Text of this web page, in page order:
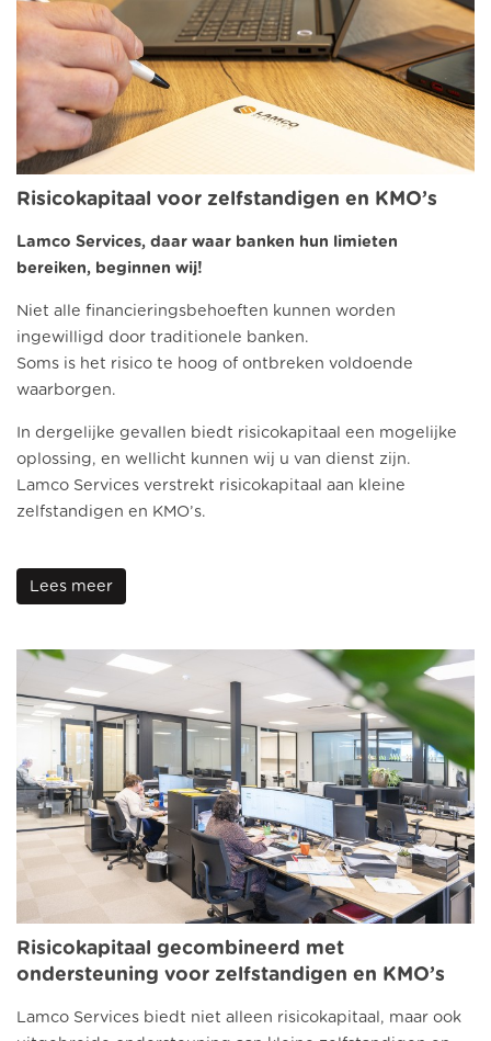
Risicokapitaal voor zelfstandigen en KMO’s
Lamco Services, daar waar banken hun limieten
bereiken, beginnen wij!
Niet alle financieringsbehoeften kunnen worden
ingewilligd door traditionele banken.
Soms is het risico te hoog of ontbreken voldoende
waarborgen.
In dergelijke gevallen biedt risicokapitaal een mogelijke
oplossing, en wellicht kunnen wij u van dienst zijn.
Lamco Services verstrekt risicokapitaal aan kleine
zelfstandigen en KMO’s.
Lees meer
Risicokapitaal gecombineerd met
ondersteuning voor zelfstandigen en KMO’s
Lamco Services biedt niet alleen risicokapitaal, maar ook